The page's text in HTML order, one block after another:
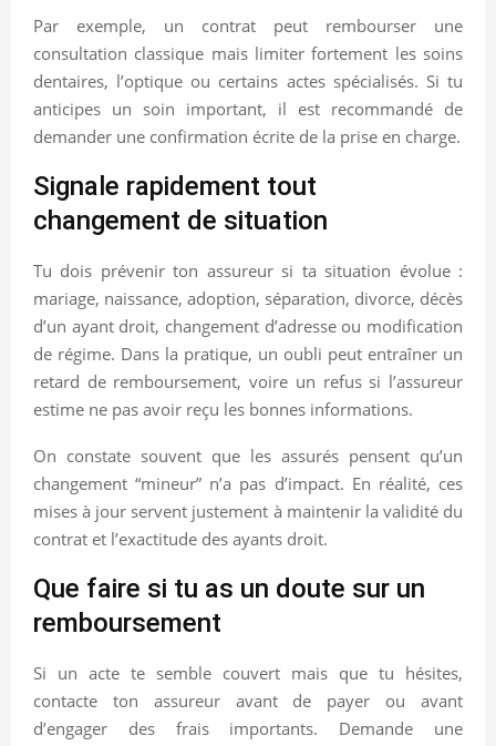
Par exemple, un contrat peut rembourser une
consultation classique mais limiter fortement les soins
dentaires, l’optique ou certains actes spécialisés. Si tu
anticipes un soin important, il est recommandé de
demander une confirmation écrite de la prise en charge.
Signale rapidement tout
changement de situation
Tu dois prévenir ton assureur si ta situation évolue :
mariage, naissance, adoption, séparation, divorce, décès
d’un ayant droit, changement d’adresse ou modification
de régime. Dans la pratique, un oubli peut entraîner un
retard de remboursement, voire un refus si l’assureur
estime ne pas avoir reçu les bonnes informations.
On constate souvent que les assurés pensent qu’un
changement “mineur” n’a pas d’impact. En réalité, ces
mises à jour servent justement à maintenir la validité du
contrat et l’exactitude des ayants droit.
Que faire si tu as un doute sur un
remboursement
Si un acte te semble couvert mais que tu hésites,
contacte ton assureur avant de payer ou avant
d’engager des frais importants. Demande une